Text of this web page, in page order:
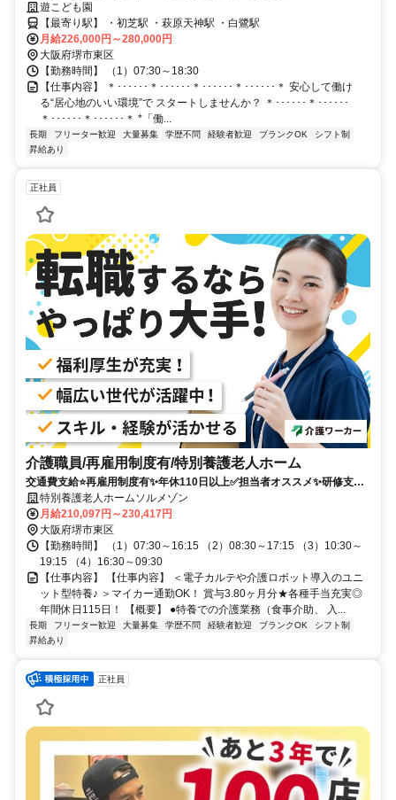
遊こども園
【最寄り駅】 ・初芝駅 ・萩原天神駅 ・白鷺駅
月給226,000円～280,000円
大阪府堺市東区
【勤務時間】 （1）07:30～18:30
【仕事内容】 ＊･･････＊･･････＊･･････＊･･････＊ 安心して働け
る“居心地のいい環境”で スタートしませんか？ ＊･･････＊･･････
＊･･････＊･･････＊ *「働...
長期 フリーター歓迎 大量募集 学歴不問 経験者歓迎 ブランクOK
シフト制
昇給あり
正社員
介護職員/再雇用制度有/特別養護老人ホーム
交通費支給⭐️再雇用制度有✨年休110日以上✅️担当者オススメ✨研修支援
有⭕️経験者優遇✨車通勤ＯＫ
特別養護老人ホームソルメゾン
月給210,097円～230,417円
大阪府堺市東区
【勤務時間】 （1）07:30～16:15 （2）08:30～17:15 （3）10:30～
19:15 （4）16:30～09:30
【仕事内容】 【仕事内容】 ＜電子カルテや介護ロボット導入のユニ
ット型特養♪ ＞マイカー通勤OK！ 賞与3.80ヶ月分★各種手当充実◎
年間休日115日！ 【概要】 ●特養での介護業務（食事介助、 入...
長期 フリーター歓迎 大量募集 学歴不問 経験者歓迎 ブランクOK
シフト制
昇給あり
正社員